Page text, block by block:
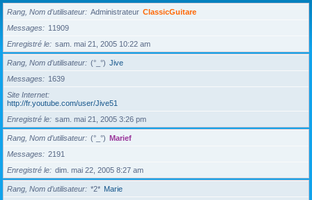
Rang, Nom d’utilisateur Administrateur ClassicGuitare
Messages
11909
Enregistré le
sam. mai 21, 2005 10:22 am
Rang, Nom d’utilisateur (°_°) Jive
Messages
1639
Site Internet
http://fr.youtube.com/user/Jive51
Enregistré le
sam. mai 21, 2005 3:26 pm
Rang, Nom d’utilisateur (°_°) Marief
Messages
2191
Enregistré le
dim. mai 22, 2005 8:27 am
Rang, Nom d’utilisateur *2* Marie